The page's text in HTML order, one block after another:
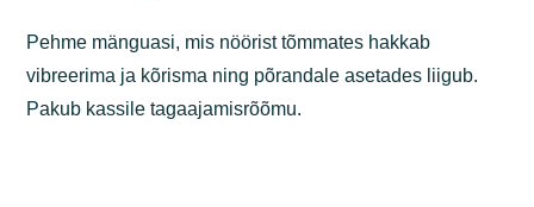
Pehme mänguasi, mis nöörist tõmmates hakkab
vibreerima ja kõrisma ning põrandale asetades liigub.
Pakub kassile tagaajamisrõõmu.